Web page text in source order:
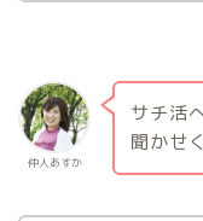
仲人あすか
サチ活
聞かせ